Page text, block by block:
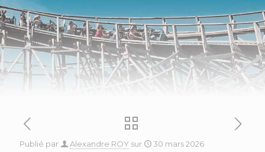
Publié par Alexandre ROY sur 30 mars 2026